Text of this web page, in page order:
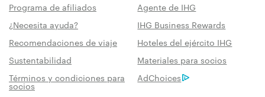
Programa de afiliados
Agente de IHG
¿Necesita ayuda?
IHG Business Rewards
Recomendaciones de viaje
Hoteles del ejército IHG
Sustentabilidad
Materiales para socios
Términos y condiciones para
socios
AdChoices